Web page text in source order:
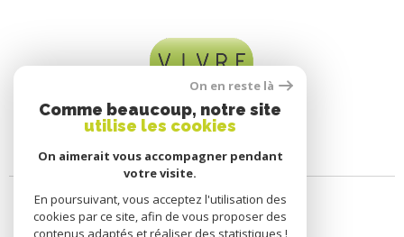
On en reste là
Comme beaucoup, notre site
utilise les cookies
On aimerait vous accompagner pendant
votre visite.
En poursuivant, vous acceptez l'utilisation des
cookies par ce site, afin de vous proposer des
contenus adaptés et réaliser des statistiques !